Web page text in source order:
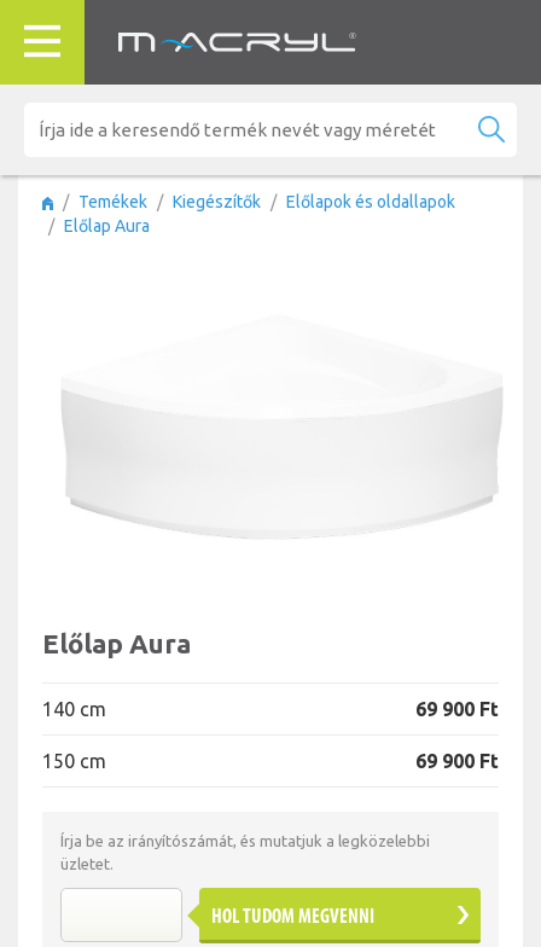
Temékek Kiegészítők
Előlapok és oldallapok
Előlap Aura
Előlap Aura
140 cm 69 900 Ft
150 cm 69 900 Ft
Írja be az irányítószámát, és mutatjuk a legközelebbi
üzletet.
HOL TUDOM MEGVENNI